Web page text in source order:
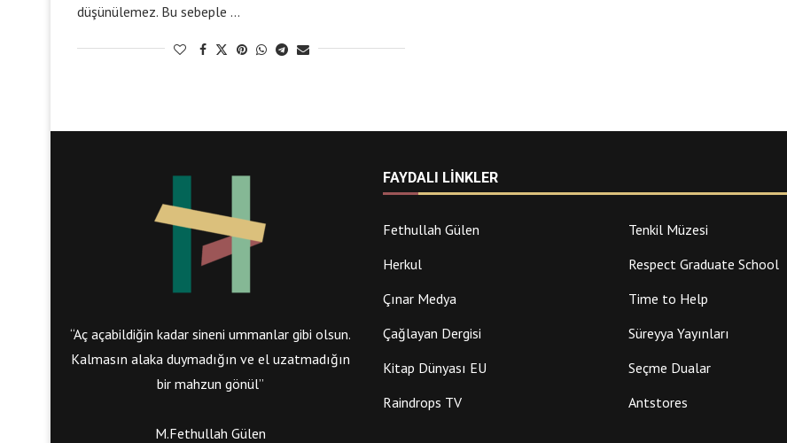
düşünülemez. Bu sebeple …
“Aç açabildiğin kadar sineni ummanlar gibi olsun.
Kalmasın alaka duymadığın ve el uzatmadığın
bir mahzun gönül”
M.Fethullah Gülen
FAYDALI LINKLER
Fethullah Gülen Tenkil Müzesi
Herkul
Respect Graduate School
Çınar Medya
Time to Help
Çağlayan Dergisi
Süreyya Yayınları
Kitap Dünyası EU
Seçme Dualar
Raindrops TV
Antstores